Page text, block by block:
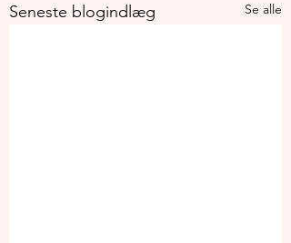
Seneste blogindlæg Se alle